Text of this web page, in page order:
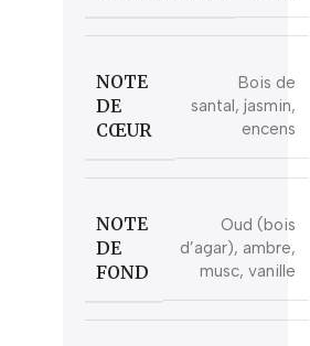
NOTE
DE
CŒUR
Bois de
santal, jasmin,
encens
NOTE
DE
FOND
Oud (bois
d’agar), ambre,
musc, vanille